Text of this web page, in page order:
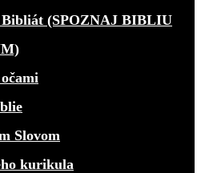
Bibliát (SPOZNAJ BIBLIU
Slovom
kurikula